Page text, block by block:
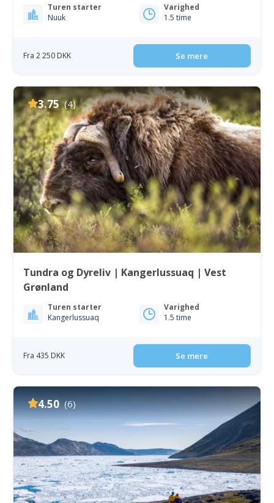
Turen starter
Nuuk
Varighed
1.5 time
Fra 2 250 DKK Se mere
3.75 (4)
Tundra og Dyreliv | Kangerlussuaq | Vest
Grønland
Turen starter
Kangerlussuaq
Varighed
1.5 time
Fra 435 DKK Se mere
4.50 (6)